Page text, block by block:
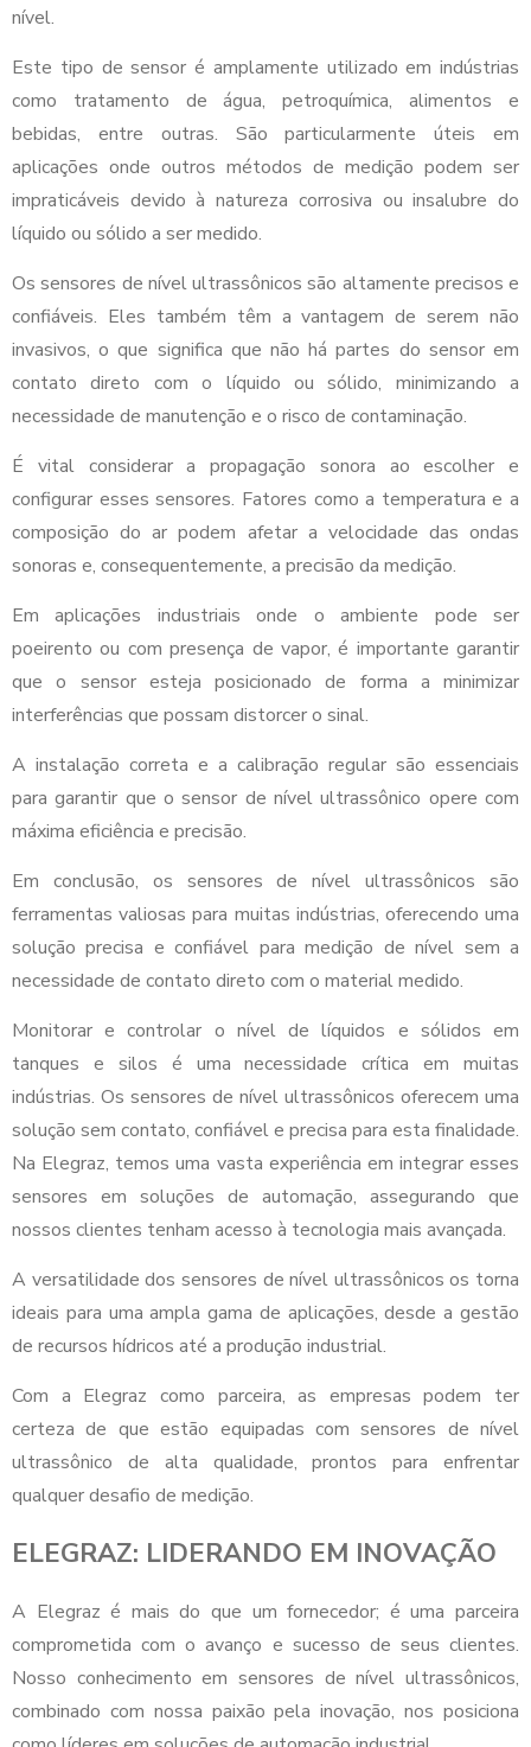
nível.
Este tipo de sensor é amplamente utilizado em indústrias
como tratamento de água, petroquímica, alimentos e
bebidas, entre outras. São particularmente úteis em
aplicações onde outros métodos de medição podem ser
impraticáveis devido à natureza corrosiva ou insalubre do
líquido ou sólido a ser medido.
Os sensores de nível ultrassônicos são altamente precisos e
confiáveis. Eles também têm a vantagem de serem não
invasivos, o que significa que não há partes do sensor em
contato direto com o líquido ou sólido, minimizando a
necessidade de manutenção e o risco de contaminação.
É vital considerar a propagação sonora ao escolher e
configurar esses sensores. Fatores como a temperatura e a
composição do ar podem afetar a velocidade das ondas
sonoras e, consequentemente, a precisão da medição.
Em aplicações industriais onde o ambiente pode ser
poeirento ou com presença de vapor, é importante garantir
que o sensor esteja posicionado de forma a minimizar
interferências que possam distorcer o sinal.
A instalação correta e a calibração regular são essenciais
para garantir que o sensor de nível ultrassônico opere com
máxima eficiência e precisão.
Em conclusão, os sensores de nível ultrassônicos são
ferramentas valiosas para muitas indústrias, oferecendo uma
solução precisa e confiável para medição de nível sem a
necessidade de contato direto com o material medido.
Monitorar e controlar o nível de líquidos e sólidos em
tanques e silos é uma necessidade crítica em muitas
indústrias. Os sensores de nível ultrassônicos oferecem uma
solução sem contato, confiável e precisa para esta finalidade.
Na Elegraz, temos uma vasta experiência em integrar esses
sensores em soluções de automação, assegurando que
nossos clientes tenham acesso à tecnologia mais avançada.
A versatilidade dos sensores de nível ultrassônicos os torna
ideais para uma ampla gama de aplicações, desde a gestão
de recursos hídricos até a produção industrial.
Com a Elegraz como parceira, as empresas podem ter
certeza de que estão equipadas com sensores de nível
ultrassônico de alta qualidade, prontos para enfrentar
qualquer desafio de medição.
ELEGRAZ: LIDERANDO EM INOVAÇÃO
A Elegraz é mais do que um fornecedor; é uma parceira
comprometida com o avanço e sucesso de seus clientes.
Nosso conhecimento em sensores de nível ultrassônicos,
combinado com nossa paixão pela inovação, nos posiciona